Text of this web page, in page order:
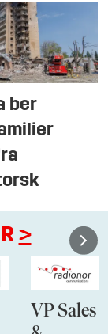
ber
>
VP Sales